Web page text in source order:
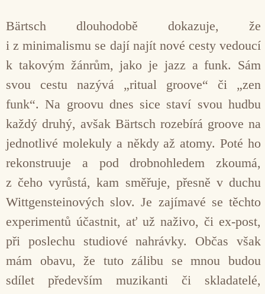
Bärtsch dlouhodobě dokazuje, že
i z minimalismu se dají najít nové cesty vedoucí
k takovým žánrům, jako je jazz a funk. Sám
svou cestu nazývá „ritual groove“ či „zen
funk“. Na groovu dnes sice staví svou hudbu
každý druhý, avšak Bärtsch rozebírá groove na
jednotlivé molekuly a někdy až atomy. Poté ho
rekonstruuje a pod drobnohledem zkoumá,
z čeho vyrůstá, kam směřuje, přesně v duchu
Wittgensteinových slov. Je zajímavé se těchto
experimentů účastnit, ať už naživo, či ex-post,
při poslechu studiové nahrávky. Občas však
mám obavu, že tuto zálibu se mnou budou
sdílet především muzikanti či skladatelé,